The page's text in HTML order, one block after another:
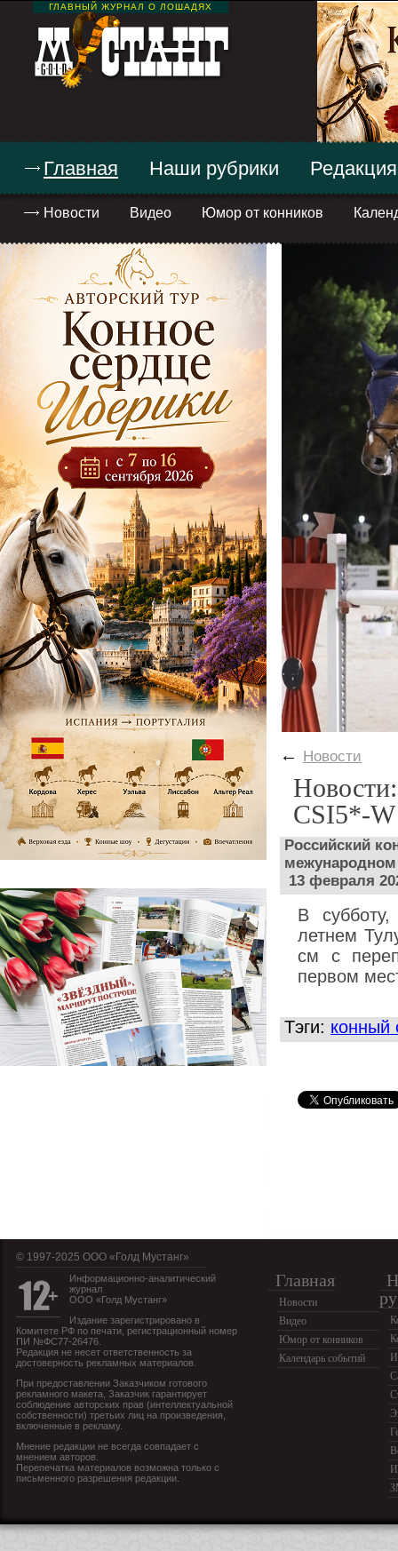
ГЛАВНЫЙ ЖУРНАЛ О ЛОШАДЯХ
Главная
Новости Видео Юмор от конников
Наши рубрики Редакция
← Новости
CSI5*-W
Российский
межународном
13 февраля
В
летнем
см с
первом
Тэги: конный
© 1997-2025 OOO «Голд Мустанг»
Информационно-аналитический
журнал
ООО «Голд Мустанг»
Издание зарегистрировано в
Комитете РФ по печати, регистрационный номер
ПИ №ФС77-26476.
Редакция не несет ответственность за
достоверность рекламных материалов.
При предоставлении Заказчиком готового
рекламного макета, Заказчик гарантирует
соблюдение авторских прав (интеллектуальной
собственности) третьих лиц на произведения,
включенные в рекламу.
Мнение редакции не всегда совпадает с
мнением авторов.
Перепечатка материалов возможна только с
письменного разрешения редакции.
Главная
Новости
Видео
Юмор от конников
Календарь событий